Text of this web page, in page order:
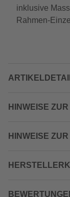
inklusive
Rahmen-
HINWEISE
HINWEISE